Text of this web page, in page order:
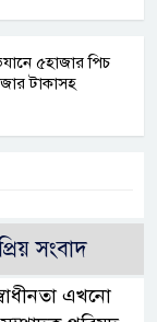
৫হাজার পিচ
টাকাসহ
সংবাদ
এখনো